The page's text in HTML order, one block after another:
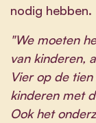
nodig hebben.
"We moeten
van kinderen,
Vier op de
kinderen met
Ook het